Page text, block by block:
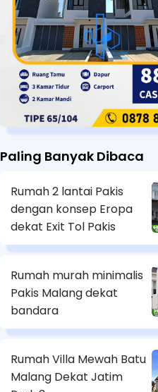
Paling Banyak Dibaca
Rumah 2 lantai Pakis
dengan konsep Eropa
dekat Exit Tol Pakis
Rumah murah minimalis
Pakis Malang dekat
bandara
Rumah Villa Mewah Batu
Malang Dekat Jatim